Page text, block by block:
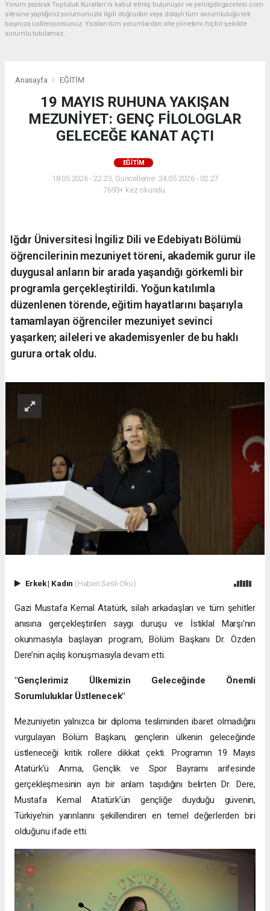
Yorum yazarak Topluluk Kuralları’nı kabul etmiş bulunuyor ve yeniigdirgazetesi.com
sitesine yaptığınız yorumunuzla ilgili doğrudan veya dolaylı tüm sorumluluğu tek
başınıza üstleniyorsunuz. Yazılan tüm yorumlardan site yönetimi hiçbir şekilde
sorumlu tutulamaz.
Anasayfa EĞİTİM
19 MAYIS RUHUNA YAKIŞAN
MEZUNİYET: GENÇ FİLOLOGLAR
GELECEĞE KANAT AÇTI
EĞİTİM
18.05.2026 - 22:23, Güncelleme: 24.05.2026 - 02:27
7693+ kez okundu.
Iğdır Üniversitesi İngiliz Dili ve Edebiyatı Bölümü
öğrencilerinin mezuniyet töreni, akademik gurur ile
duygusal anların bir arada yaşandığı görkemli bir
programla gerçekleştirildi. Yoğun katılımla
düzenlenen törende, eğitim hayatlarını başarıyla
tamamlayan öğrenciler mezuniyet sevinci
yaşarken; aileleri ve akademisyenler de bu haklı
gurura ortak oldu.
Erkek| Kadın (Haberi Sesli Oku)
Gazi Mustafa Kemal Atatürk, silah arkadaşları ve tüm şehitler
anısına gerçekleştirilen saygı duruşu ve İstiklal Marşı'nın
okunmasıyla başlayan program, Bölüm Başkanı Dr. Özden
Dere’nin açılış konuşmasıyla devam etti.
"Gençlerimiz Ülkemizin Geleceğinde Önemli
Sorumluluklar Üstlenecek"
Mezuniyetin yalnızca bir diploma tesliminden ibaret olmadığını
vurgulayan Bölüm Başkanı, gençlerin ülkenin geleceğinde
üstleneceği kritik rollere dikkat çekti. Programın 19 Mayıs
Atatürk’ü Anma, Gençlik ve Spor Bayramı arifesinde
gerçekleşmesinin ayrı bir anlam taşıdığını belirten Dr. Dere,
Mustafa Kemal Atatürk’ün gençliğe duyduğu güvenin,
Türkiye’nin yarınlarını şekillendiren en temel değerlerden biri
olduğunu ifade etti.